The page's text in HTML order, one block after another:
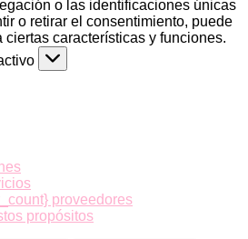
o las identificaciones únicas
o retirar el consentimiento, puede
ciertas características y funciones.
proveedores
propósitos